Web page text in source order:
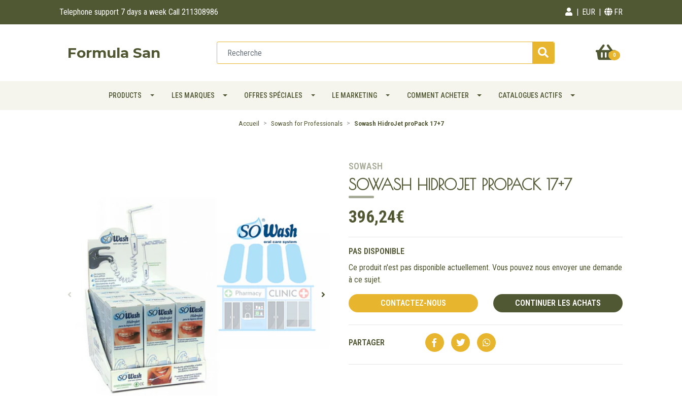
Telephone support 7 days a week Call 211308986 EUR FR
Formula San 0
PRODUCTS LES MARQUES OFFRES SPÉCIALES LE MARKETING COMMENT ACHETER CATALOGUES ACTIFS
Accueil Sowash for Professionals Sowash HidroJet proPack 17+7
SOWASH
SOWASH HIDROJET PROPACK 17+7
396,24€
PAS DISPONIBLE
Ce produit n'est pas disponible actuellement. Vous pouvez nous envoyer une demande
à ce sujet.
CONTACTEZ-NOUS CONTINUER LES ACHATS
PARTAGER